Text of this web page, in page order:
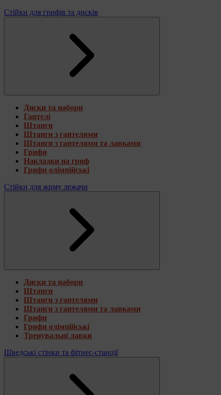
Стійки для грифів та дисків
Диски та набори
Гантелі
Штанги
Штанги з гантелями
Штанги з гантелями та лавками
Грифи
Накладки на гриф
Грифи олімпійські
Стійки для жиму лежачи
Диски та набори
Штанги
Штанги з гантелями
Штанги з гантелями та лавками
Грифи
Грифи олімпійські
Тренувальні лавки
Шведські стінки та фітнес-станції